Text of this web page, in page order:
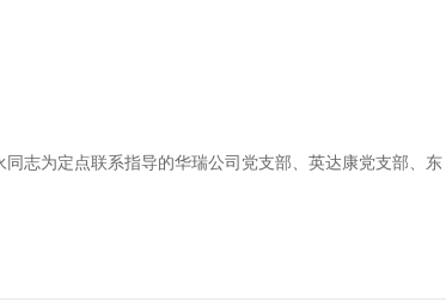
志为定点联系指导的华瑞公司党支部、英达康党支部、东